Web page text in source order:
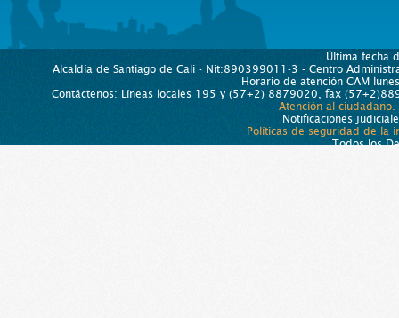
Última fecha
Alcaldía de Santiago de Cali - Nit:890399011-3 - Centro
Horario de atención CAM
Contáctenos: Líneas locales 195 y (57+2) 8879020, fax
Atención al ciudadano.
Notificaciones
Políticas de seguridad de la
Todos los